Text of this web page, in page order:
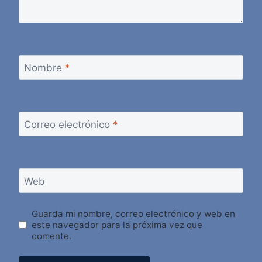
Nombre *
Correo electrónico *
Web
Guarda mi nombre, correo electrónico y web en
este navegador para la próxima vez que
comente.